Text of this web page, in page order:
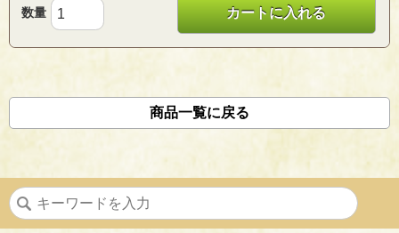
数量 カートに入れる
商品一覧に戻る